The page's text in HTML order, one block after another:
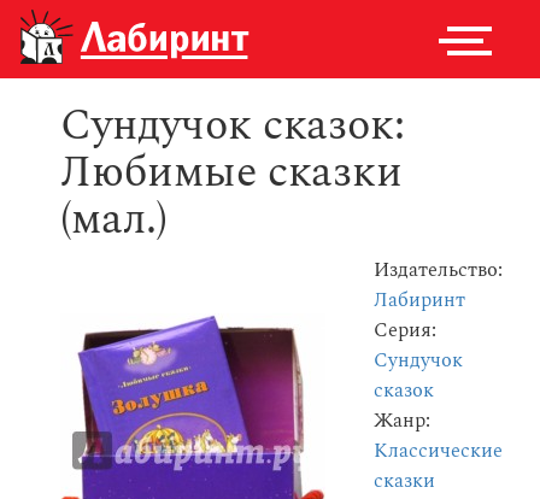
Сундучок сказок:
Любимые сказки
(мал.)
Издательство:
Лабиринт
Серия:
Сундучок
сказок
Жанр:
Классические
сказки